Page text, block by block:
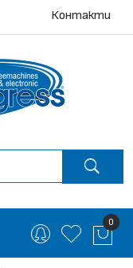
Контакти
0